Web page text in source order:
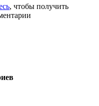
, чтобы получить